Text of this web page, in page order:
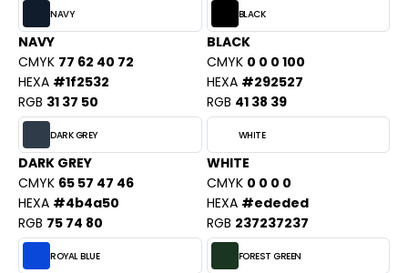
VETEMENTS
SHIRT
SHIRT
PROFESSIONNELLE
- BLOUSON
- BLANKS
COOL
HOODS
T'S
NAVY
NAVY
CMYK 77 62 40 72
HEXA #1f2532
RGB 31 37 50
BLACK
BLACK
CMYK 0 0 0 100
HEXA #292527
RGB 41 38 39
DARK GREY
DARK GREY
CMYK 65 57 47 46
HEXA #4b4a50
RGB 75 74 80
WHITE
WHITE
CMYK 0 0 0 0
HEXA #ededed
RGB 237237237
ROYAL BLUE FOREST GREEN